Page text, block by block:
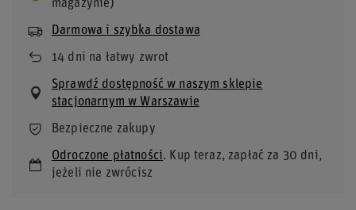
magazynie)
Darmowa i szybka dostawa
14 dni na łatwy zwrot
Sprawdź dostępność w naszym sklepie
stacjonarnym w Warszawie
Bezpieczne zakupy
Odroczone płatności. Kup teraz, zapłać za 30 dni,
jeżeli nie zwrócisz